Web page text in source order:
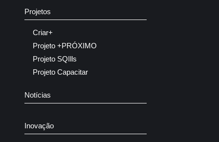
Projetos
Criar+
Projeto +PRÓXIMO
Projeto SQIlls
Projeto Capacitar
Notícias
Inovação